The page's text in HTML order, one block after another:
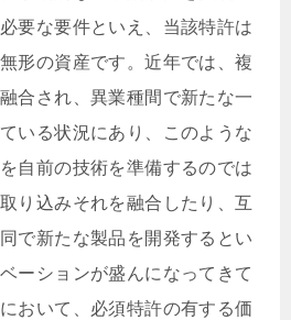
要な要件といえ、当該特許は
形の資産です。近年では、複
合され、異業種間で新たな一
いる状況にあり、このような
自前の技術を準備するのでは
り込みそれを融合したり、互
で新たな製品を開発するとい
ーションが盛んになってきて
おいて、必須特許の有する価